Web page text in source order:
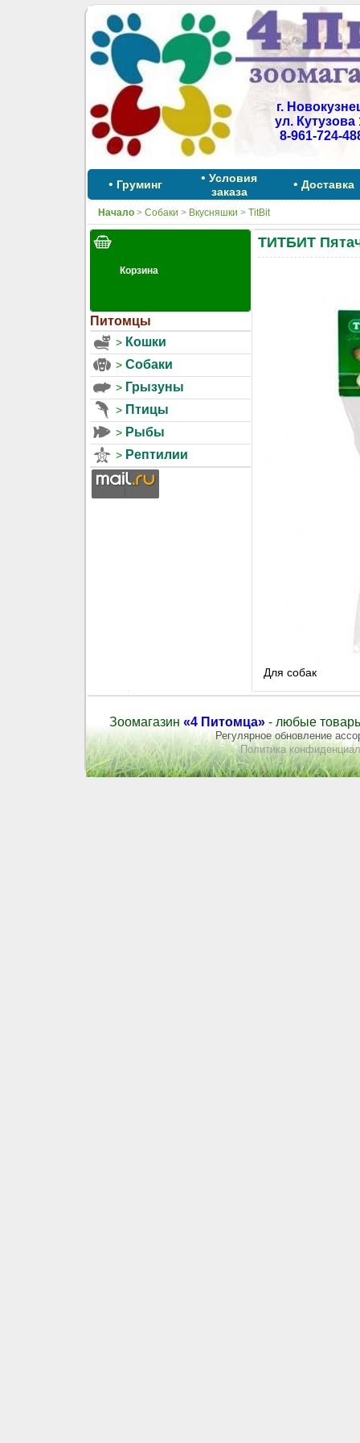
г.
ул. Кутузова
8-961-724-
• Груминг • Условия
заказа
• Доставка
Начало> Собаки > Вкусняшки > TitBit
Питомцы
Кошки
Собаки
Грызуны
Птицы
Рыбы
Рептилии
ТИТБИТ
Для собак
Зоомагазин «4 Питомца» - любые
Регулярное обновление
Политика